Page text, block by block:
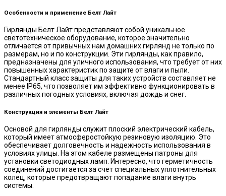
Особенности и применение Белт Лайт
Гирлянды Белт Лайт представляют собой уникальное
светотехническое оборудование, которое значительно
отличается от привычных нам домашних гирлянд не только по
размерам, но и по конструкции. Эти гирлянды, как правило,
предназначены для уличного использования, что требует от них
повышенных характеристик по защите от влаги и пыли.
Стандартный класс защиты для таких устройств составляет не
менее IP65, что позволяет им эффективно функционировать в
различных погодных условиях, включая дождь и снег.
Конструкция и элементы Белт Лайт
Основой для гирлянды служит плоский электрический кабель,
который имеет атмосферостойкую резиновую изоляцию. Это
обеспечивает долговечность и надежность использования в
условиях улицы. На этом кабеле размещены патроны для
установки светодиодных ламп. Интересно, что герметичность
соединений достигается за счет специальных уплотнительных
колец, которые предотвращают попадание влаги внутрь
системы.